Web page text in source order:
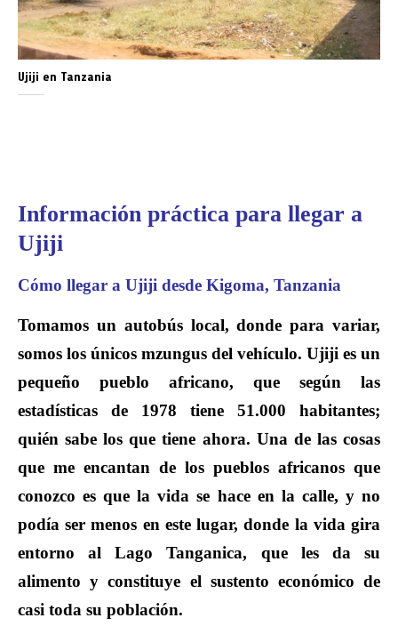
Ujiji en Tanzania
Información práctica para llegar a
Ujiji
Cómo llegar a Ujiji desde Kigoma, Tanzania
Tomamos un autobús local, donde para variar,
somos los únicos mzungus del vehículo. Ujiji es un
pequeño pueblo africano, que según las
estadísticas de 1978 tiene 51.000 habitantes;
quién sabe los que tiene ahora. Una de las cosas
que me encantan de los pueblos africanos que
conozco es que la vida se hace en la calle, y no
podía ser menos en este lugar, donde la vida gira
entorno al Lago Tanganica, que les da su
alimento y constituye el sustento económico de
casi toda su población.